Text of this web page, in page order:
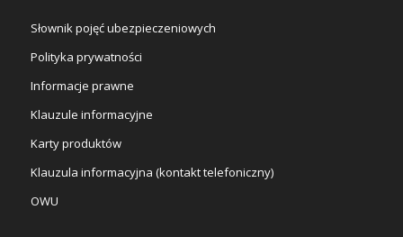
Słownik pojęć ubezpieczeniowych
Polityka prywatności
Informacje prawne
Klauzule informacyjne
Karty produktów
Klauzula informacyjna (kontakt telefoniczny)
OWU